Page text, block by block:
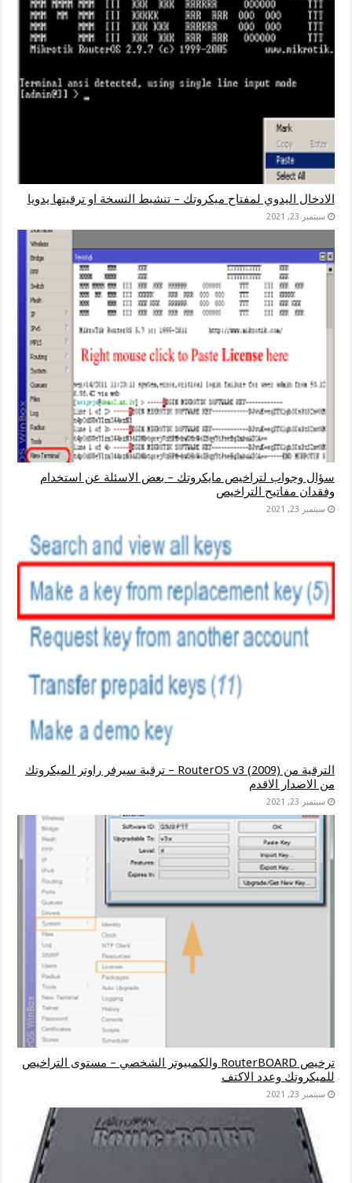
الادخال اليدوي لمفتاح ميكروتك – تنشيط النسخة او ترقيتها يدويا
سبتمبر 23, 2021
سؤال وجواب لتراخيص مايكروتك – بعض الاسئلة عن استخدام
وفقدان مفاتيح التراخيص
سبتمبر 23, 2021
الترقية من RouterOS v3 (2009) – ترقية سيرفر راوتر الميكروتك
من الاصدار الاقدم
سبتمبر 23, 2021
ترخيص RouterBOARD والكمبيوتر الشخصي – مستوى التراخيص
للميكروتك وعدد الاكتف
سبتمبر 23, 2021